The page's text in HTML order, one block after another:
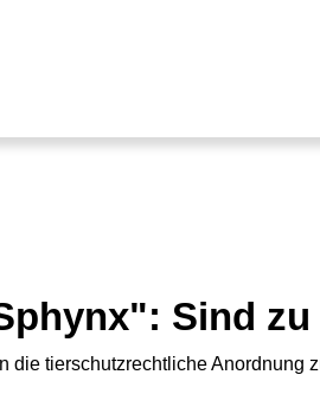
Sind
tierschutzrechtliche